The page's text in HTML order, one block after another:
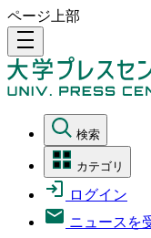
ページ上部
density_medium
検索
カテゴリ
ログイン
ニュースを